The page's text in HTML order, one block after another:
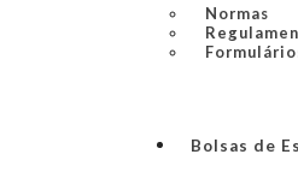
Normas
Bolsas de